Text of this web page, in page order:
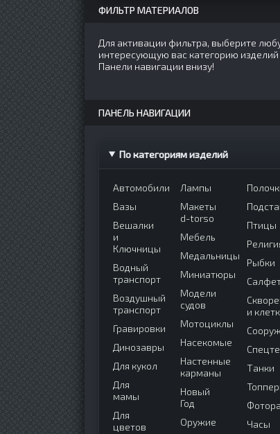
ФИЛЬТР МАТЕРИАЛОВ
Для активации фильтра, выберите
интересующую вас категорию изделий
Панели навигации внизу!
ПАНЕЛЬ НАВИГАЦИИ
По категориям изделий
Автомобили
Вазы
Вешалки
и
Ключницы
Водный
транспорт
Воздушный
транспорт
Гравировки
Динозавры
Для кукол
Для
мамы
Для
цветов
Лампы
Макеты
d-torso
Мебель
Медальницы
Миниатюры
Модели
судов
Мотоциклы
Насекомые
Настенные
карманы
Новый
Год
Оружие
Птицы
Рыбки
и
Танки
Часы